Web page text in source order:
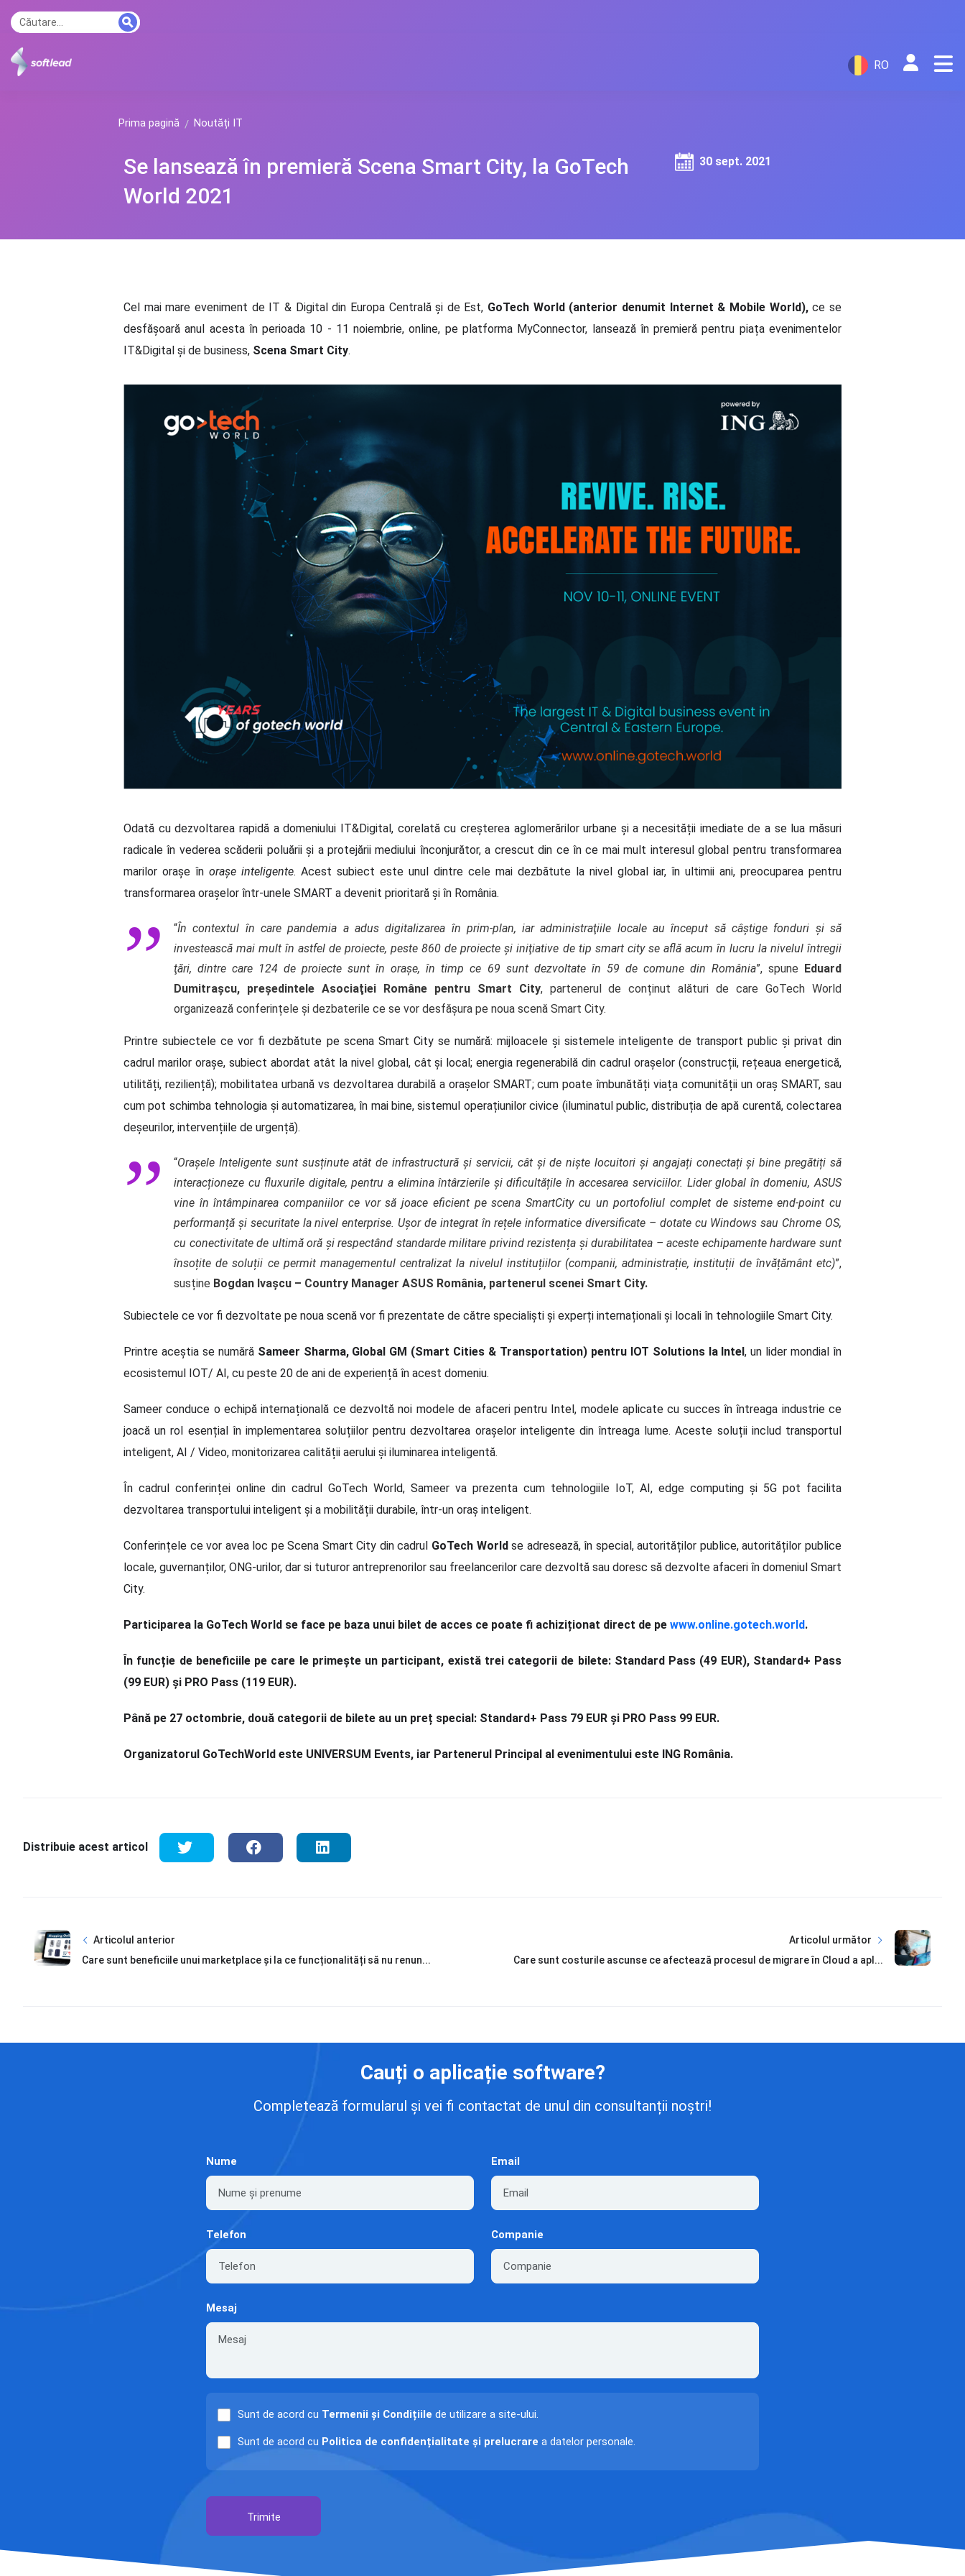
RO
Prima pagină Noutăți IT
Se lansează în premieră Scena Smart City, la GoTech
World 2021
30 sept. 2021
Cel mai mare eveniment de IT & Digital din Europa Centrală și de Est, GoTech World (anterior denumit Internet & Mobile World),ce se
desfășoară anul acesta în perioada 10 - 11 noiembrie, online, pe platforma MyConnector, lansează în premieră pentru piața evenimentelor
IT&Digital și de business, Scena Smart City.
Odată cu dezvoltarea rapidă a domeniului IT&Digital, corelată cu creșterea aglomerărilor urbane și a necesității imediate de a se lua măsuri
radicale în vederea scăderii poluării și a protejării mediului înconjurător, a crescut din ce în ce mai mult interesul global pentru transformarea
marilor orașe în orașe inteligente. Acest subiect este unul dintre cele mai dezbătute la nivel global iar, în ultimii ani, preocuparea pentru
transformarea orașelor într-unele SMART a devenit prioritară și în România.
“În contextul în care pandemia a adus digitalizarea în prim-plan, iar administraţiile locale au început să câştige fonduri şi să
investească mai mult în astfel de proiecte, peste 860 de proiecte şi iniţiative de tip smart city se află acum în lucru la nivelul întregii
ţări, dintre care 124 de proiecte sunt în oraşe, în timp ce 69 sunt dezvoltate în 59 de comune din România”, spune Eduard
Dumitraşcu, preşedintele Asociaţiei Române pentru Smart City, partenerul de conținut alături de care GoTech World
organizează conferințele și dezbaterile ce se vor desfășura pe noua scenă Smart City.
Printre subiectele ce vor fi dezbătute pe scena Smart City se numără: mijloacele și sistemele inteligente de transport public și privat din
cadrul marilor orașe, subiect abordat atât la nivel global, cât și local; energia regenerabilă din cadrul orașelor (construcții, rețeaua energetică,
utilități, reziliență); mobilitatea urbană vs dezvoltarea durabilă a orașelor SMART; cum poate îmbunătăți viața comunității un oraș SMART, sau
cum pot schimba tehnologia și automatizarea, în mai bine, sistemul operațiunilor civice (iluminatul public, distribuția de apă curentă, colectarea
deșeurilor, intervențiile de urgență).
“Orașele Inteligente sunt susținute atât de infrastructură și servicii, cât și de niște locuitori și angajați conectați și bine pregătiți să
interacționeze cu fluxurile digitale, pentru a elimina întârzierile și dificultățile în accesarea serviciilor. Lider global în domeniu, ASUS
vine în întâmpinarea companiilor ce vor să joace eficient pe scena SmartCity cu un portofoliul complet de sisteme end-point cu
performanță și securitate la nivel enterprise. Ușor de integrat în rețele informatice diversificate – dotate cu Windows sau Chrome OS,
cu conectivitate de ultimă oră și respectând standarde militare privind rezistența și durabilitatea – aceste echipamente hardware sunt
însoțite de soluții ce permit managementul centralizat la nivelul instituțiilor (companii, administrație, instituții de învățământ etc)”,
susține Bogdan Ivașcu – Country Manager ASUS România, partenerul scenei Smart City.
Subiectele ce vor fi dezvoltate pe noua scenă vor fi prezentate de către specialiști și experți internaționali și locali în tehnologiile Smart City.
Printre aceștia se numără Sameer Sharma, Global GM (Smart Cities & Transportation) pentru IOT Solutions la Intel, un lider mondial în
ecosistemul IOT/ AI, cu peste 20 de ani de experiență în acest domeniu.
Sameer conduce o echipă internațională ce dezvoltă noi modele de afaceri pentru Intel, modele aplicate cu succes în întreaga industrie ce
joacă un rol esențial în implementarea soluțiilor pentru dezvoltarea orașelor inteligente din întreaga lume. Aceste soluții includ transportul
inteligent, AI / Video, monitorizarea calității aerului și iluminarea inteligentă.
În cadrul conferinței online din cadrul GoTech World, Sameer va prezenta cum tehnologiile IoT, AI, edge computing și 5G pot facilita
dezvoltarea transportului inteligent și a mobilității durabile, într-un oraș inteligent.
Conferințele ce vor avea loc pe Scena Smart City din cadrul GoTech Worldse adresează, în special, autorităților publice, autorităților publice
locale, guvernanților, ONG-urilor, dar si tuturor antreprenorilor sau freelancerilor care dezvoltă sau doresc să dezvolte afaceri în domeniul Smart
City.
Participarea la GoTech World se face pe baza unui bilet de acces ce poate fi achiziționat direct de pe www.online.gotech.world.
În funcție de beneficiile pe care le primește un participant, există trei categorii de bilete: Standard Pass (49 EUR), Standard+ Pass
(99 EUR) și PRO Pass (119 EUR).
Până pe 27 octombrie, două categorii de bilete au un preț special: Standard+ Pass 79 EUR și PRO Pass 99 EUR.
Organizatorul GoTechWorld este UNIVERSUM Events, iar Partenerul Principal al evenimentului este ING România.
Distribuie acest articol
Articolul anterior
Care sunt beneficiile unui marketplace și la ce funcționalități să nu renun...
Articolul următor
Care sunt costurile ascunse ce afectează procesul de migrare în Cloud a apl...
Cauți o aplicație software?
Completează formularul și vei fi contactat de unul din consultanții noștri!
Nume Email
Telefon Companie
Mesaj
Sunt de acord cu Termenii și Condițiile de utilizare a site-ului.
Sunt de acord cu Politica de confidențialitate și prelucrare a datelor personale.
Trimite